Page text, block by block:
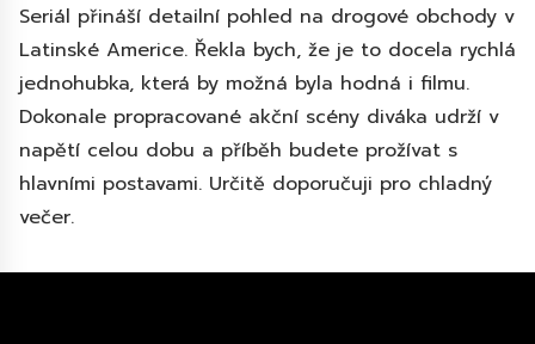
Seriál přináší detailní pohled na drogové obchody v
Latinské Americe. Řekla bych, že je to docela rychlá
jednohubka, která by možná byla hodná i filmu.
Dokonale propracované akční scény diváka udrží v
napětí celou dobu a příběh budete prožívat s
hlavními postavami. Určitě doporučuji pro chladný
večer.